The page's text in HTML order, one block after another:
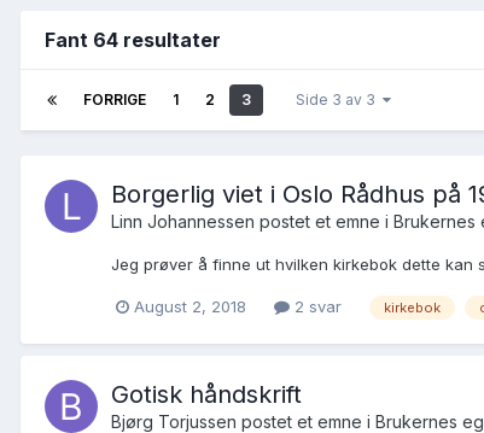
Fant 64 resultater
FORRIGE 1 2 3 Side 3 av 3
Borgerlig viet i Oslo Rådhus på
Linn Johannessen postet et emne i Brukernes
Jeg prøver å finne ut hvilken kirkebok dette kan
August 2, 2018 2 svar kirkebok
Gotisk håndskrift
Bjørg Torjussen postet et emne i Brukernes